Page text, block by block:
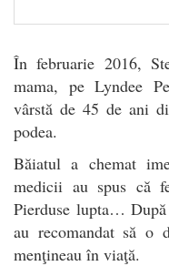
În februarie 2016,
mama, pe Lyndee
vârstă de 45 de ani
podea.
Băiatul a chemat
medicii au spus că
Pierduse lupta…
au recomandat să o
menţineau în viaţă.